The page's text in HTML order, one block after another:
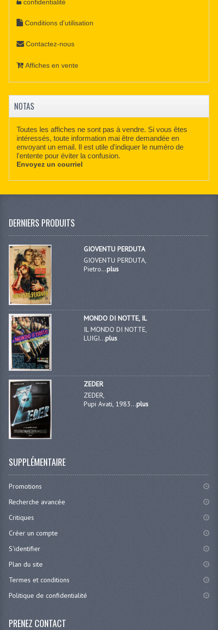
confidentialité
Conditions d'utilisation
Contactez-nous
Affiches en vente
NOTAS
Toutes les affiches ne sont pas à vendre. Si vous êtes
intéressés, toute information mai être demandée en
envoyant un email. Il est utile d'indiquer le numéro de
l'entente pour éviter la confusion.
Envoyez un courriel
DERNIERS PRODUITS
GIOVENTU PERDUTA
GIOVENTU PERDUTA,
Pietro...plus
MONDO DI NOTTE, IL
IL MONDO DI NOTTE,
LUIGI...plus
ZEDER
ZEDER,
Pupi Avati, 1983...plus
SUPPLÉMENTAIRE
Promotions
Recherche avancée
Critiques
Créer un compte
S'identifier
Plan du site
Termes et conditions
Politique de confidentialité
PRENEZ CONTACT